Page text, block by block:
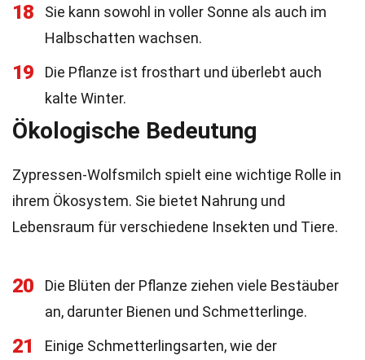
18
Sie kann sowohl in voller Sonne als auch im
Halbschatten wachsen.
19
Die Pflanze ist frosthart und überlebt auch
kalte Winter.
Ökologische Bedeutung
Zypressen-Wolfsmilch spielt eine wichtige Rolle in
ihrem Ökosystem. Sie bietet Nahrung und
Lebensraum für verschiedene Insekten und Tiere.
20
Die Blüten der Pflanze ziehen viele Bestäuber
an, darunter Bienen und Schmetterlinge.
21
Einige Schmetterlingsarten, wie der